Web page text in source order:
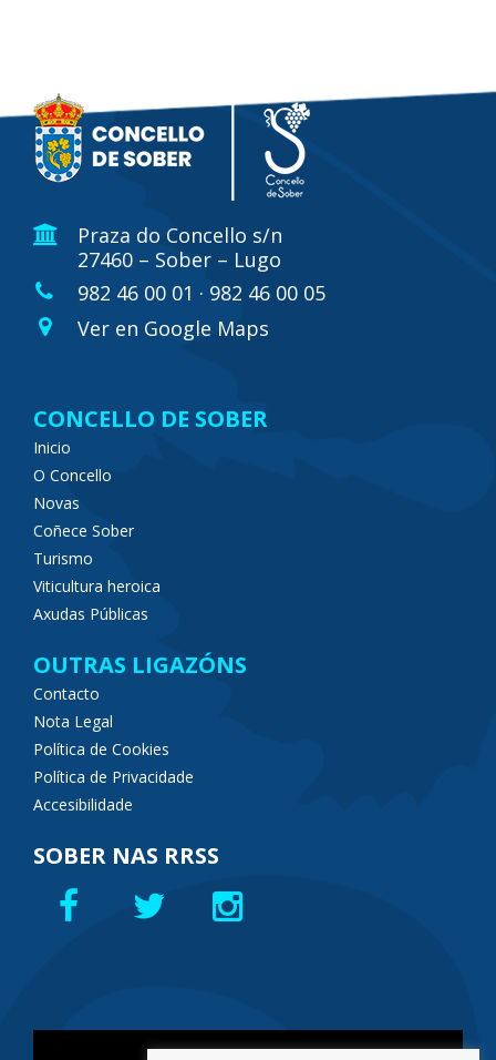
Praza do Concello s/n
27460 – Sober – Lugo
982 46 00 01 · 982 46 00 05
Ver en Google Maps
CONCELLO DE SOBER
Inicio
O Concello
Novas
Coñece Sober
Turismo
Viticultura heroica
Axudas Públicas
OUTRAS LIGAZÓNS
Contacto
Nota Legal
Política de Cookies
Política de Privacidade
Accesibilidade
SOBER NAS RRSS